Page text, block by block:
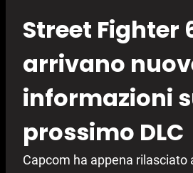
Street Fighter
arrivano
informazioni
prossimo DLC
Capcom ha appena rilasciato